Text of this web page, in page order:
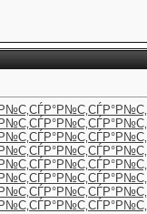
СЃР°Р№С‚СЃР°Р№С‚
СЃР°Р№С‚СЃР°Р№С‚
СЃР°Р№С‚СЃР°Р№С‚
СЃР°Р№С‚СЃР°Р№С‚
СЃР°Р№С‚СЃР°Р№С‚
СЃР°Р№С‚СЃР°Р№С‚
СЃР°Р№С‚СЃР°Р№С‚
СЃР°Р№С‚СЃР°Р№С‚